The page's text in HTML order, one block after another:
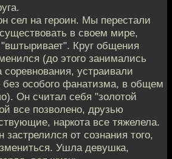
сел на героин. Мы перестали
в своем мире,
"вштыривает". Круг общения
(до этого занимались
устраивали
без особого фанатизма, в общем
Он считал себя "золотой
все позволено, друзью
наркота все тяжелела.
застрелился от сознания того,
Ушла девушка,